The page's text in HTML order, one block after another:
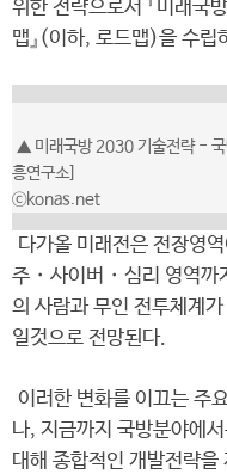
위한 전략으로서 『미래
맵』(이하, 로드맵)을 수립
▲ 미래국방 2030 기술전략 - 국
흥연구소]
ⓒkonas.net
다가올 미래전은 전장영
주・사이버・심리 영역까
의 사람과 무인 전투체계
일것으로 전망된다.
이러한 변화를 이끄는 주
나, 지금까지 국방분야에
대해 종합적인 개발전략